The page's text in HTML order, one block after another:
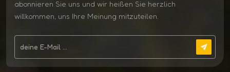
abonnieren Sie uns und wir heißen Sie herzlich
willkommen, uns Ihre Meinung mitzuteilen.